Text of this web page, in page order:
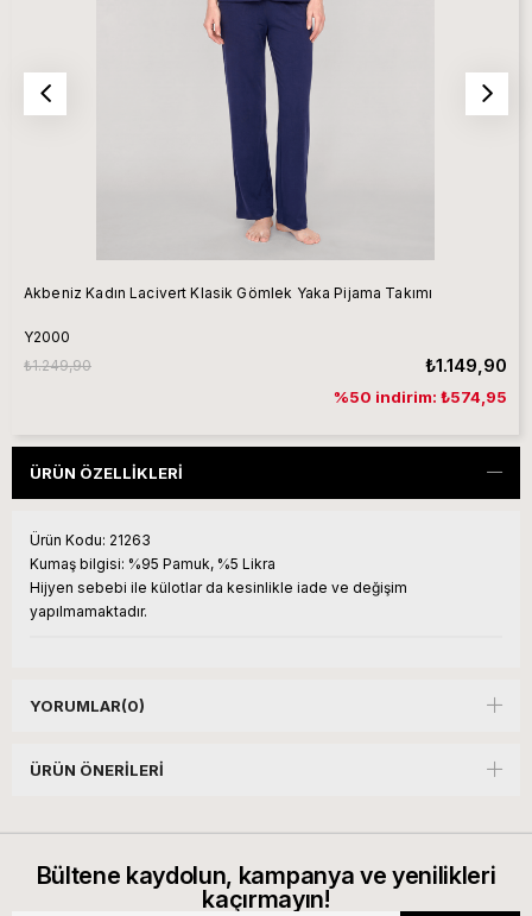
Akbeniz Kadın Lacivert Klasik Gömlek Yaka Pijama Takımı
Y2000
₺1.149,90
₺1.249,90
%50 indirim: ₺574,95
ÜRÜN ÖZELLIKLERI
Ürün Kodu: 21263
Kumaş bilgisi: %95 Pamuk, %5 Likra
Hijyen sebebi ile külotlar da kesinlikle iade ve değişim
yapılmamaktadır.
YORUMLAR(0)
ÜRÜN ÖNERILERI
Bültene kaydolun, kampanya ve yenilikleri
kaçırmayın!